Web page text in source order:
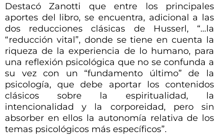
Destacó Zanotti que entre los principales
aportes del libro, se encuentra, adicional a las
dos reducciones clásicas de Husserl, “…la
“reducción vital”, donde se tiene en cuenta la
riqueza de la experiencia de lo humano, para
una reflexión psicológica que no se confunda a
su vez con un “fundamento último” de la
psicología, que debe aportar los contenidos
clásicos sobre la espiritualidad, la
intencionalidad y la corporeidad, pero sin
absorber en ellos la autonomía relativa de los
temas psicológicos más específicos”.